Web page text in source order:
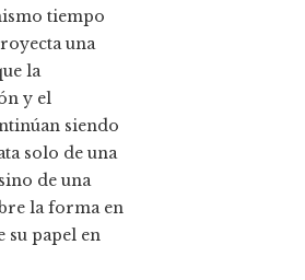
tiempo
una
la
y el
siendo
solo de una
de una
la forma en
su papel en